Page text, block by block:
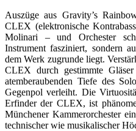
Auszüge aus Gravity’s
CLEX (elektronische
Molinari – und Orchester
Instrument fasziniert, sondern
dem Werk zugrunde liegt.
CLEX durch gestimmte
atemberaubenden Tiefe des
Gegenpol verleiht. Die
Erfinder der CLEX, ist
Münchener Kammerorchester
technischer wie musikalischer